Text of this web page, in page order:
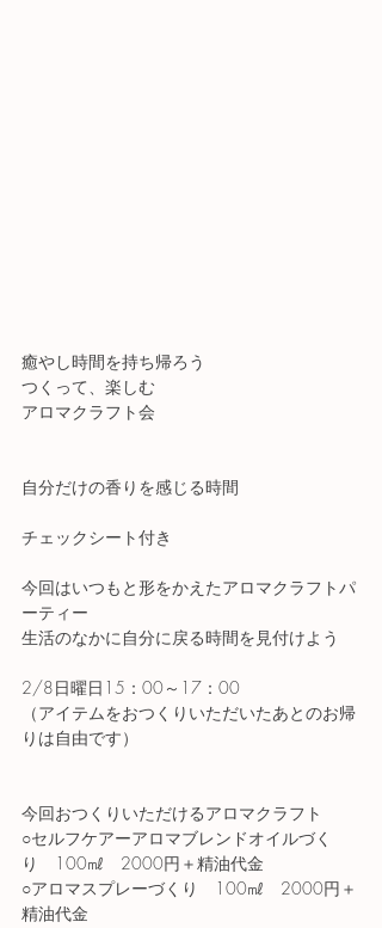
癒やし時間を持ち帰ろう
つくって、楽しむ
アロマクラフト会
自分だけの香りを感じる時間
チェックシート付き
今回はいつもと形をかえたアロマクラフトパ
ーティー
生活のなかに自分に戻る時間を見付けよう
2/8日曜日15：00～17：00
（アイテムをおつくりいただいたあとのお帰
りは自由です）
今回おつくりいただけるアロマクラフト
○セルフケアーアロマブレンドオイルづく
り　100㎖　2000円＋精油代金
○アロマスプレーづくり　100㎖　2000円＋
精油代金